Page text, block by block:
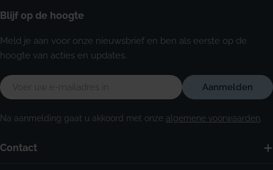
Contact
Blijf op de hoogte
Meld je aan voor onze nieuwsbrief en ben als eerste op de
hoogte van acties en updates.
E-
mail
Aanmelden
Na aanmelding gaat u akkoord met onze algemene voorwaarden